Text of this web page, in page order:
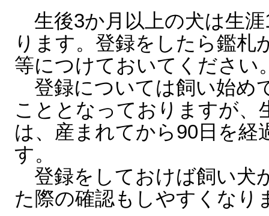
生後3か月以上の犬は生
ります。登録をしたら鑑札
等につけておいてください
登録については飼い始め
こととなっておりますが、
は、産まれてから90日を
す。
登録をしておけば飼い犬
た際の確認もしやすくなり